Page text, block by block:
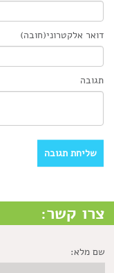
דואר אלקטרוני(חובה)
תגובה
צרו קשר:
שם מלא: